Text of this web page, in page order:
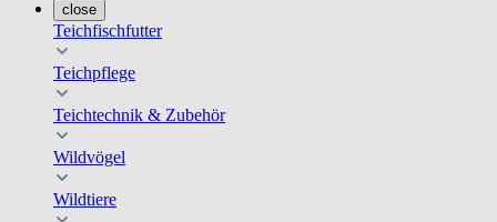
close
Teichfischfutter
Teichpflege
Teichtechnik & Zubehör
Wildvögel
Wildtiere